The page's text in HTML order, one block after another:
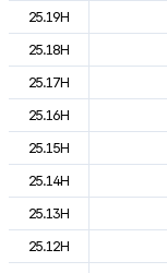
25.19H
25.18H
25.17H
25.16H
25.15H
25.14H
25.13H
25.12H